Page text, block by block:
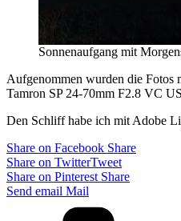
Sonnenaufgang mit
Aufgenommen wurden die Fotos
Tamron SP 24-70mm F2.8 VC
Den Schliff habe ich mit Adobe
Share on Facebook Share
Share on TwitterTweet
Share on Pinterest Share
Send email Mail